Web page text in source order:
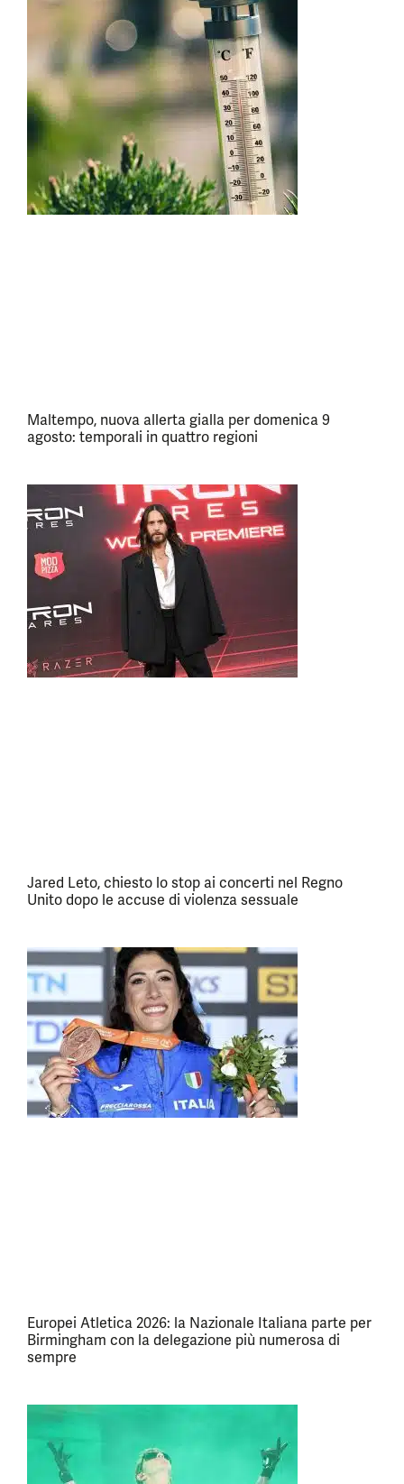
Maltempo, nuova allerta gialla per domenica 9
agosto: temporali in quattro regioni
Jared Leto, chiesto lo stop ai concerti nel Regno
Unito dopo le accuse di violenza sessuale
Europei Atletica 2026: la Nazionale Italiana parte per
Birmingham con la delegazione più numerosa di
sempre